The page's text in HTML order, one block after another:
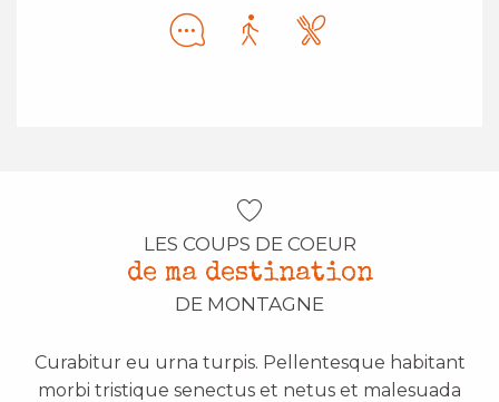
LES COUPS DE COEUR
de ma destination
DE MONTAGNE
Curabitur eu urna turpis. Pellentesque habitant
morbi tristique senectus et netus et malesuada